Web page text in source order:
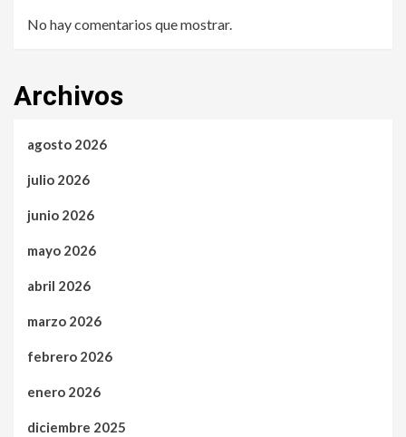
No hay comentarios que mostrar.
Archivos
agosto 2026
julio 2026
junio 2026
mayo 2026
abril 2026
marzo 2026
febrero 2026
enero 2026
diciembre 2025